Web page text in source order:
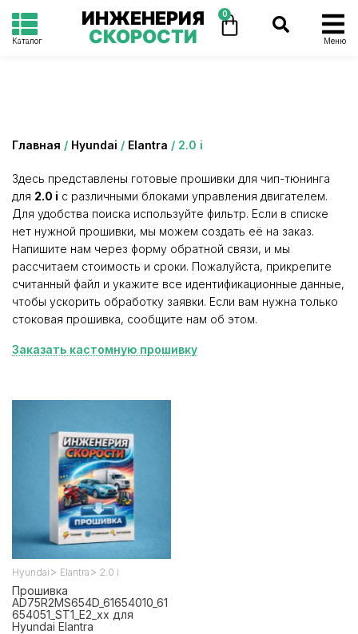
Каталог
ИНЖЕНЕРИЯ
СКОРОСТИ
0
Меню
Главная / Hyundai / Elantra / 2.0 i
Здесь представлены готовые прошивки для чип-тюнинга
для 2.0 i с различными блоками управления двигателем.
Для удобства поиска используйте фильтр. Если в списке
нет нужной прошивки, мы можем создать её на заказ.
Напишите нам через форму обратной связи, и мы
рассчитаем стоимость и сроки. Пожалуйста, прикрепите
считанный файл и укажите все идентификационные данные,
чтобы ускорить обработку заявки. Если вам нужна только
стоковая прошивка, сообщите нам об этом.
Заказать кастомную прошивку
Hyundai > Elantra > 2.0 i
Прошивка
AD75R2MS654D_61654010_61
654051_ST1_E2_xx для
Hyundai Elantra